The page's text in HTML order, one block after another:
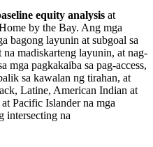
equity analysis at
by the Bay. Ang mga
bagong layunin at subgoal sa
na madiskarteng layunin, at nag-
mga pagkakaiba sa pag-access,
sa kawalan ng tirahan, at
Latine, American Indian at
Pacific Islander na mga
intersecting na